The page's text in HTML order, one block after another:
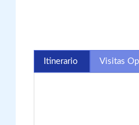
Itinerario Visitas